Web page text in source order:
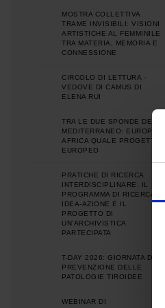
MOSTRA COLLETTIVA
TRAME INVISIBILI: VISIONI
ARTISTICHE AL FEMMINILE
TRA MATERIA, MEMORIA E
CONNESSIONE
CIRCOLO DI LETTURA -
VEDOVE DI CAMUS DI
ELENA RUI
TRA LE DUE SPONDE DEL
MEDITERRANEO: EUROPA E
AFRICA QUALE PROGETTO
EUROPEO
PRATICHE DI RICERCA
INTERDISCIPLINARE: IL
PROGRAMMA DI RICERCA
IDEA-AZIONE E IL
PROGETTO DI
UN'ARCHIVISTICA
PARTECIPATA
T-DAY 2026: GIORNATA DI
PREVENZIONE DELLE
PATOLOGIE TIROIDEE
WEBINAR DI